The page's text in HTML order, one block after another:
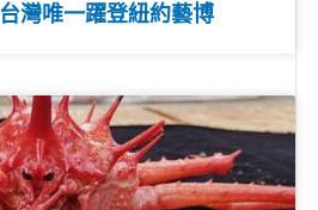
灣唯一躍登紐約藝博